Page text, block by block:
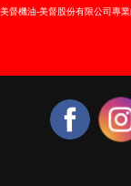
美督機油-美督股份有限公司專